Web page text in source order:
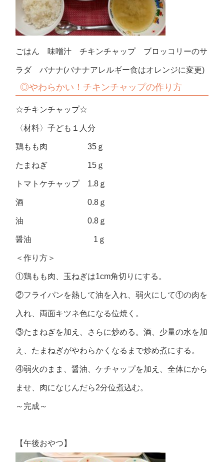
ごはん 味噌汁 チキンチャップ ブロッコリーのサ
ラダ バナナ(バナナアレルギー食はオレンジに変更)
◎やわらかい！チキンチャップの作り方
☆チキンチャップ☆
〈材料〉子ども１人分
鶏もも肉 35ｇ
たまねぎ 15ｇ
トマトケチャップ 1.8ｇ
酒 0.8ｇ
油 0.8ｇ
醤油 1ｇ
＜作り方＞
①鶏もも肉、玉ねぎは1cm角切りにする。
②フライパンを熱して油を入れ、弱火にして①の肉を
入れ、両面キツネ色になる位焼く。
③たまねぎを加え、さらに炒める。酒、少量の水を加
え、たまねぎがやわらかくなるまで炒め煮にする。
④弱火のまま、醤油、ケチャップを加え、全体にから
ませ、肉になじんだら2分位煮込む。
～完成～
【午後おやつ】